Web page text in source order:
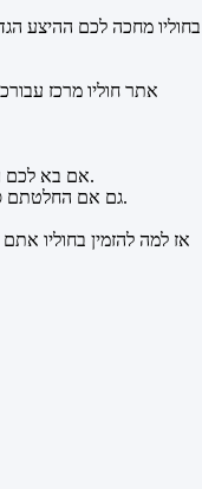
בחוליו מחכה לכם ההיצע
אתר חוליו מרכז
אם בא לכם ערב של צחוק מתגלגל, היכנסו לקטגוריה של סטנדאפ בחוליו, ותגלו מגוון רחב של כרטיסים לסטנדאפ, והופעות סטנדאפ של הקומיקאים הכי מוכרים בארץ, כולם זמינים לרכישה אונליין במהירות ובקלות.
גם אם החלטתם ספונטנית, תוכלו למצוא סטנדאפ ברגע במחירים מדהימים, כשכל מופעי הסטנדאפ באתר נבחרו בקפידה כדי להבטיח לכם ערב מהנה באמת - מצחיק, חי, אנרגטי ובמחירים שלא תראו בשום מקום אחר.
אז למה להזמין בחוליו